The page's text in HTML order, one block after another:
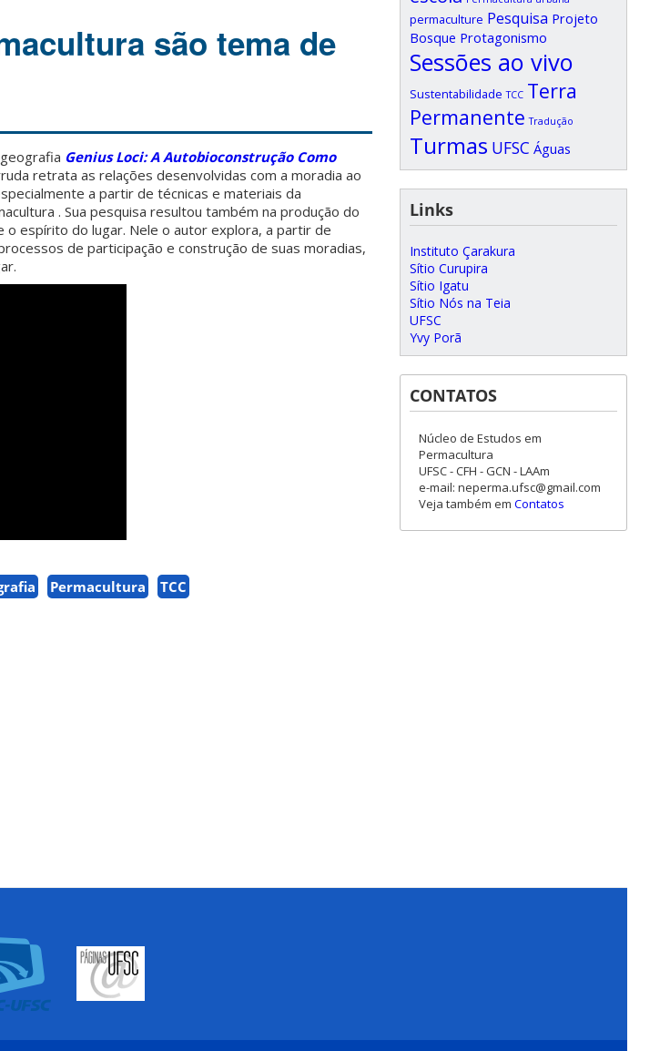
são tema de
Genius Loci: A Autobioconstrução Como
retrata as relações desenvolvidas com a moradia ao
a partir de técnicas e materiais da
. Sua pesquisa resultou também na produção do
o espírito do lugar. Nele o autor explora, a partir de
de participação e construção de suas moradias,
Permacultura TCC
permaculture Pesquisa Projeto
Bosque Protagonismo
Sessões ao vivo
Sustentabilidade TCC Terra
Permanente Tradução
Turmas UFSC Águas
Links
Instituto Çarakura
Sítio Curupira
Sítio Igatu
Sítio Nós na Teia
UFSC
Yvy Porã
CONTATOS
Núcleo de Estudos em
Permacultura
UFSC - CFH - GCN - LAAm
e-mail: neperma.ufsc@gmail.com
Veja também em Contatos